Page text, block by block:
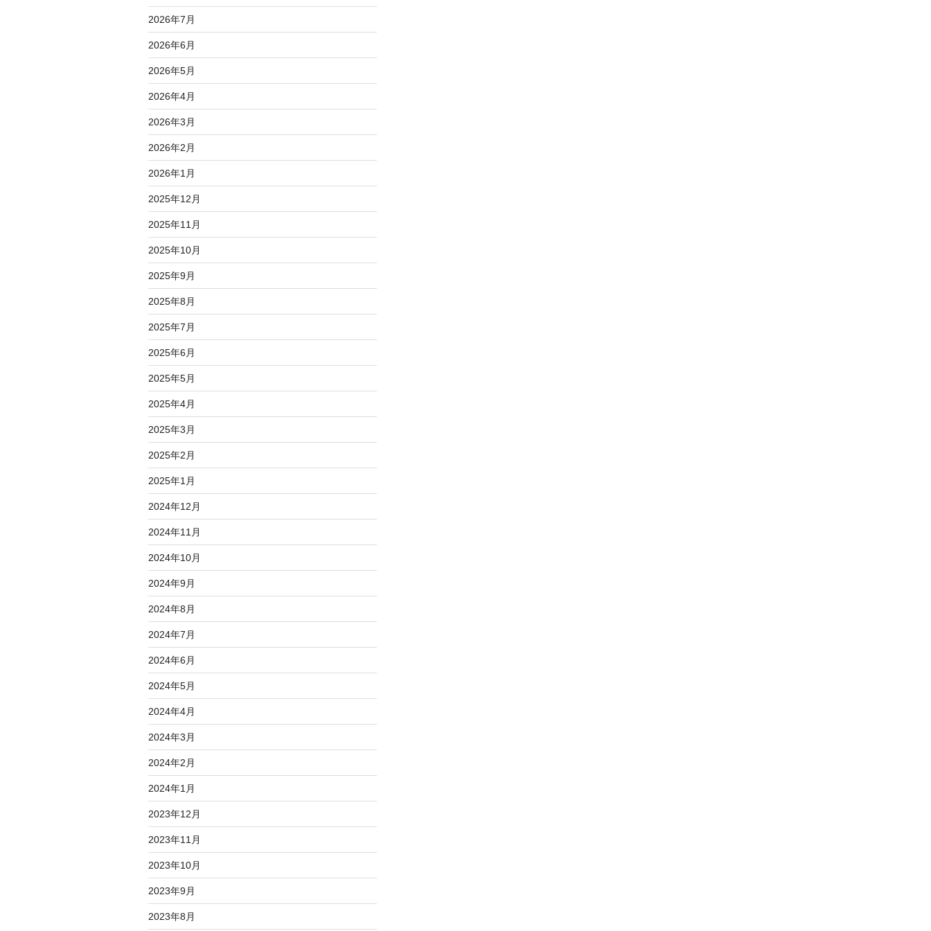
2026年7月
2026年6月
2026年5月
2026年4月
2026年3月
2026年2月
2026年1月
2025年12月
2025年11月
2025年10月
2025年9月
2025年8月
2025年7月
2025年6月
2025年5月
2025年4月
2025年3月
2025年2月
2025年1月
2024年12月
2024年11月
2024年10月
2024年9月
2024年8月
2024年7月
2024年6月
2024年5月
2024年4月
2024年3月
2024年2月
2024年1月
2023年12月
2023年11月
2023年10月
2023年9月
2023年8月